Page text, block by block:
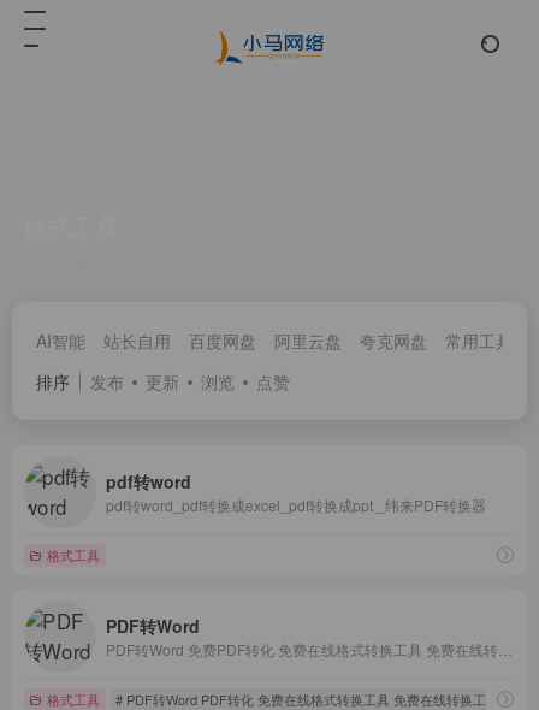
AI智能 站长自用 百度网盘 阿里云盘 夸克网盘 常用工具
排序
发布 更新 浏览 点赞
pdf转word
pdf转word_pdf转换成excel_pdf转换成ppt _纬来PDF转换器
格式工具
PDF转Word
格式工具 # PDF转Word PDF转化 免费在线格式转换工具 免费在线转换工具 免